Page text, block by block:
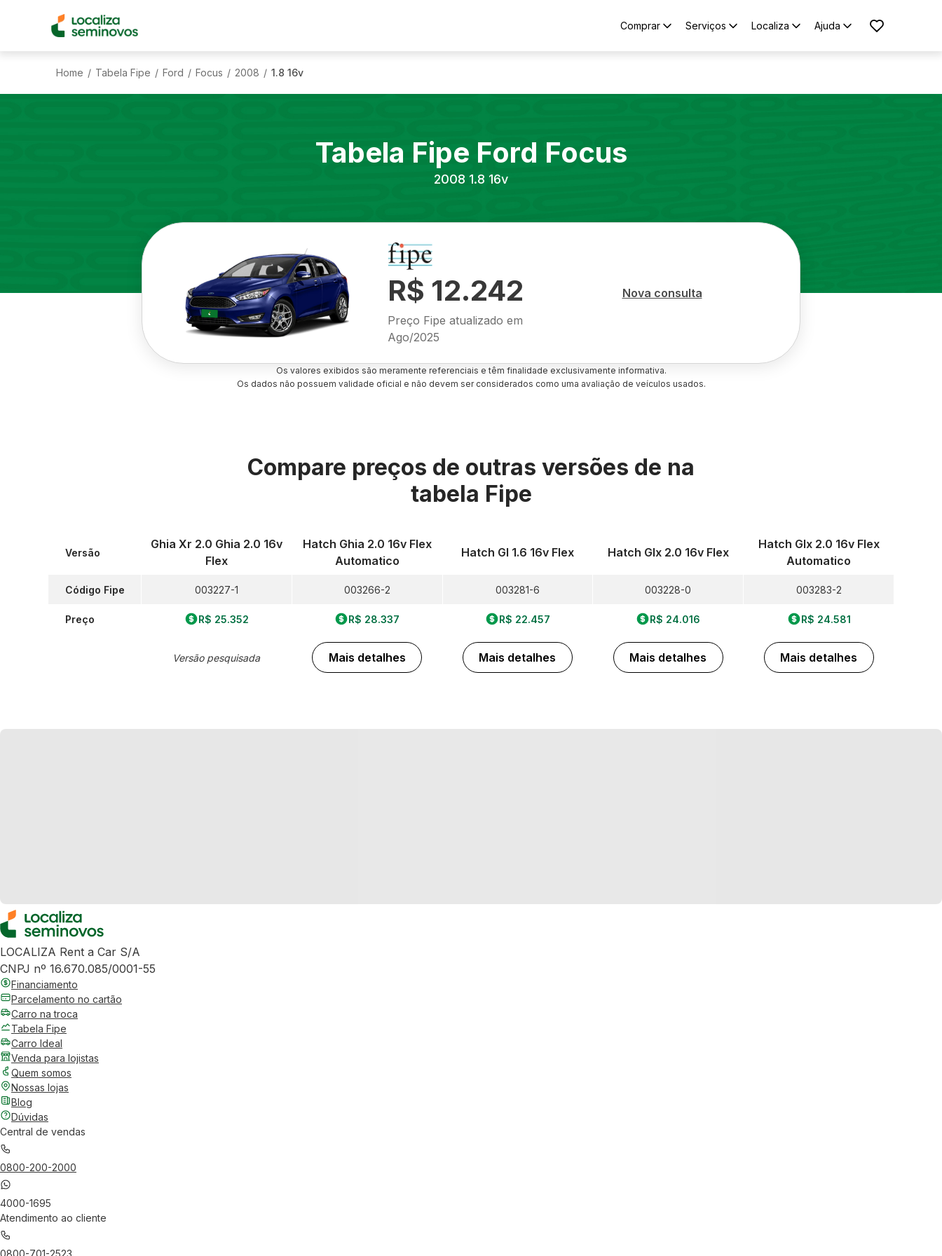
Comprar Serviços Localiza Ajuda
Home / Tabela Fipe / Ford / Focus / 2008 / 1.8 16v
Tabela Fipe Ford Focus
2008 1.8 16v
R$ 12.242
Preço Fipe atualizado em
Ago/2025
Nova consulta
Os valores exibidos são meramente referenciais e têm finalidade exclusivamente informativa.
Os dados não possuem validade oficial e não devem ser considerados como uma avaliação de veículos usados.
Compare preços de outras versões de na
tabela Fipe
Versão
Código Fipe
Preço
Ghia Xr 2.0 Ghia 2.0 16v
Flex
003227-1
R$ 25.352
Versão pesquisada
Hatch Ghia 2.0 16v Flex
Automatico
003266-2
R$ 28.337
Mais detalhes
Hatch Gl 1.6 16v Flex
003281-6
R$ 22.457
Mais detalhes
Hatch Glx 2.0 16v Flex
003228-0
R$ 24.016
Mais detalhes
Hatch Glx 2.0 16v Flex
Automatico
003283-2
R$ 24.581
Mais detalhes
LOCALIZA Rent a Car S/A
CNPJ nº 16.670.085/0001-55
Financiamento
Parcelamento no cartão
Carro na troca
Tabela Fipe
Carro Ideal
Venda para lojistas
Quem somos
Nossas lojas
Blog
Dúvidas
Central de vendas
0800-200-2000
4000-1695
Atendimento ao cliente
0800-701-2523